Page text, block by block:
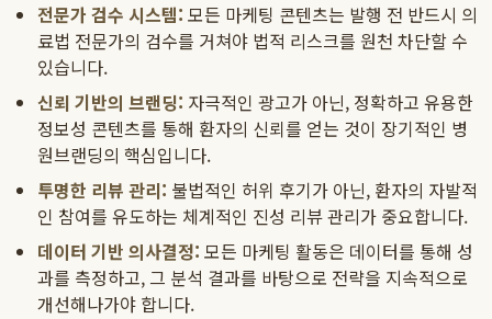
전문가 검수 시스템: 모든 마케팅 콘텐츠는 발행 전 반드시 의
료법 전문가의 검수를 거쳐야 법적 리스크를 원천 차단할 수
있습니다.
신뢰 기반의 브랜딩: 자극적인 광고가 아닌, 정확하고 유용한
정보성 콘텐츠를 통해 환자의 신뢰를 얻는 것이 장기적인 병
원브랜딩의 핵심입니다.
투명한 리뷰 관리: 불법적인 허위 후기가 아닌, 환자의 자발적
인 참여를 유도하는 체계적인 진성 리뷰 관리가 중요합니다.
데이터 기반 의사결정: 모든 마케팅 활동은 데이터를 통해 성
과를 측정하고, 그 분석 결과를 바탕으로 전략을 지속적으로
개선해나가야 합니다.